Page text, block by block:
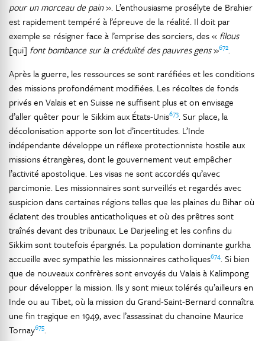
pour un morceau de pain». L’enthousiasme prosélyte de Brahier
est rapidement tempéré à l’épreuve de la réalité. Il doit par
exemple se résigner face à l’emprise des sorciers, des « filous
[qui] font bombance sur la crédulité des pauvres gens»672.
Après la guerre, les ressources se sont raréfiées et les conditions
des missions profondément modifiées. Les récoltes de fonds
privés en Valais et en Suisse ne suffisent plus et on envisage
d’aller quêter pour le Sikkim aux États-Unis673. Sur place, la
décolonisation apporte son lot d’incertitudes. L’Inde
indépendante développe un réflexe protectionniste hostile aux
missions étrangères, dont le gouvernement veut empêcher
l’activité apostolique. Les visas ne sont accordés qu’avec
parcimonie. Les missionnaires sont surveillés et regardés avec
suspicion dans certaines régions telles que les plaines du Bihar où
éclatent des troubles anticatholiques et où des prêtres sont
traînés devant des tribunaux. Le Darjeeling et les confins du
Sikkim sont toutefois épargnés. La population dominante gurkha
accueille avec sympathie les missionnaires catholiques674. Si bien
que de nouveaux confrères sont envoyés du Valais à Kalimpong
pour développer la mission. Ils y sont mieux tolérés qu’ailleurs en
Inde ou au Tibet, où la mission du Grand-Saint-Bernard connaîtra
une fin tragique en 1949, avec l’assassinat du chanoine Maurice
Tornay675.